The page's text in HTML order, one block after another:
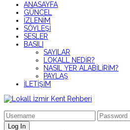
ANASAYFA
GÜNCEL
İZLENİM
SÖYLEŞİ
SESLER
BASILI
SAYILAR
LOKALL NEDİR?
NASIL YER ALABİLİRİM?
PAYLAŞ
İLETİŞİM